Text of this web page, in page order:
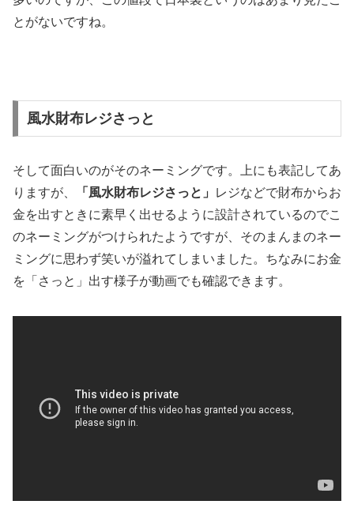
とがないですね。
風水財布レジさっと
そして面白いのがそのネーミングです。上にも表記してあ
りますが、
「風水財布レジさっと」
レジなどで財布からお
金を出すときに素早く出せるように設計されているのでこ
のネーミングがつけられたようですが、そのまんまのネー
ミングに思わず笑いが溢れてしまいました。ちなみにお金
を「さっと」出す様子が動画でも確認できます。